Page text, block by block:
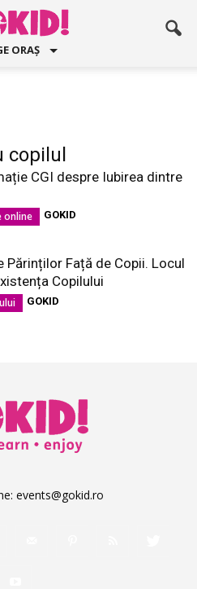
ORAȘ
copilul
CGI despre Iubirea dintre
online GOKID
Părinților Față de Copii. Locul
Copilului
GOKID
events@gokid.ro